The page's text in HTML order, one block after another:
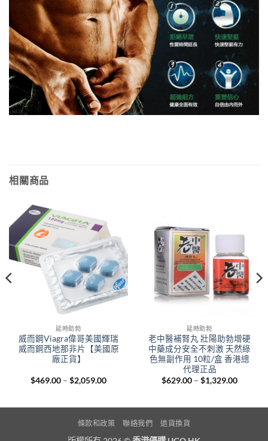
相關商品
延時助勃
威而鋼Viagra偉哥美國輝瑞
威而鋼西地那非片【美國原
廠正貨】
$469.00 – $2,059.00Price
$2,059.00
延時助勃
老中醫補腎丸 壯陽助勃增硬
中藥成分安全不刺激 天然綠
色無副作用 10粒/盒 香港總
代理正品
$629.00 – $1,329.00Price
條款和政策 聯絡我們 退貨換貨